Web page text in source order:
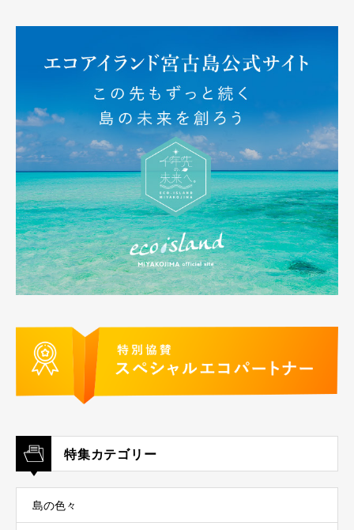
特集カテゴリー
島の色々